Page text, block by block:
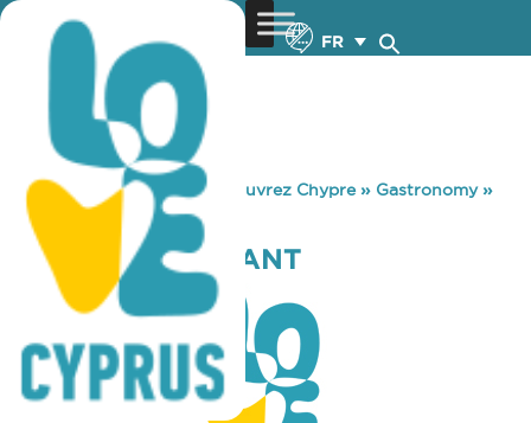
FR
You are here: Home »Découvrez Chypre» Gastronomy»
DOMA RESTAURANT
DOMA RESTAURANT